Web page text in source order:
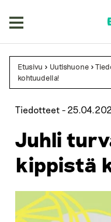
Etusivu > Uutishuone >
kohtuudella!
Tiedotteet -
Juhli
kippistä